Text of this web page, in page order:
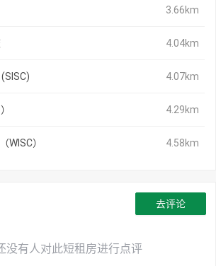
3.66km
4.04km
4.07km
4.29km
WISC） 4.58km
没有人对此短租房进行点评
去评论